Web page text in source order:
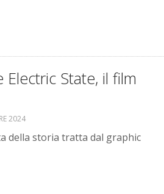
State, il film
2024
della storia tratta dal graphic